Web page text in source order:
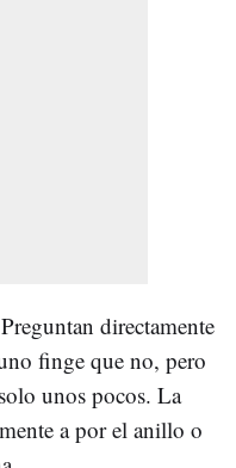
directamente
finge que no, pero
unos pocos. La
a por el anillo o